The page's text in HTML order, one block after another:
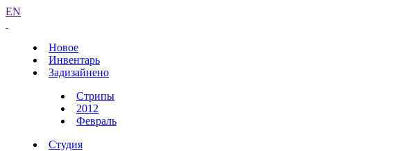
EN
Новое
Инвентарь
Задизайнено
Стрипы
2012
Февраль
Студия